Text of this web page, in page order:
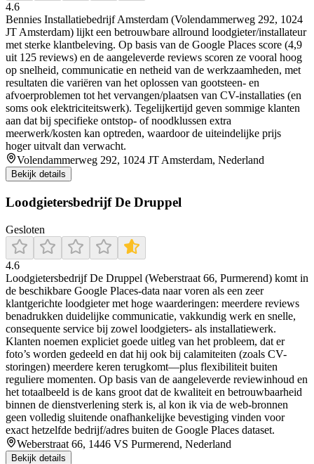
4.6
Bennies Installatiebedrijf Amsterdam (Volendammerweg 292, 1024
JT Amsterdam) lijkt een betrouwbare allround loodgieter/installateur
met sterke klantbeleving. Op basis van de Google Places score (4,9
uit 125 reviews) en de aangeleverde reviews scoren ze vooral hoog
op snelheid, communicatie en netheid van de werkzaamheden, met
resultaten die variëren van het oplossen van gootsteen- en
afvoerproblemen tot het vervangen/plaatsen van CV-installaties (en
soms ook elektriciteitswerk). Tegelijkertijd geven sommige klanten
aan dat bij specifieke ontstop- of noodklussen extra
meerwerk/kosten kan optreden, waardoor de uiteindelijke prijs
hoger uitvalt dan verwacht.
Volendammerweg 292, 1024 JT Amsterdam, Nederland
Bekijk details
Loodgietersbedrijf De Druppel
Gesloten
4.6
Loodgietersbedrijf De Druppel (Weberstraat 66, Purmerend) komt in
de beschikbare Google Places-data naar voren als een zeer
klantgerichte loodgieter met hoge waarderingen: meerdere reviews
benadrukken duidelijke communicatie, vakkundig werk en snelle,
consequente service bij zowel loodgieters- als installatiewerk.
Klanten noemen expliciet goede uitleg van het probleem, dat er
foto’s worden gedeeld en dat hij ook bij calamiteiten (zoals CV-
storingen) meerdere keren terugkomt—plus flexibiliteit buiten
reguliere momenten. Op basis van de aangeleverde reviewinhoud en
het totaalbeeld is de kans groot dat de kwaliteit en betrouwbaarheid
binnen de dienstverlening sterk is, al kon ik via de web-bronnen
geen volledig sluitende onafhankelijke bevestiging vinden voor
exact hetzelfde bedrijf/adres buiten de Google Places dataset.
Weberstraat 66, 1446 VS Purmerend, Nederland
Bekijk details